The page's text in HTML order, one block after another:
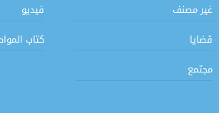
غير مصنف
فيديو
قضايا
كتاب
مجتمع